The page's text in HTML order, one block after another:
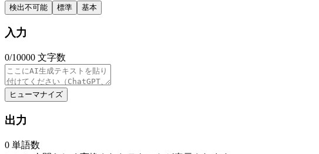
検出不可能 標準 基本
入力
0/10000 文字数
ヒューマナイズ
出力
0 単語数